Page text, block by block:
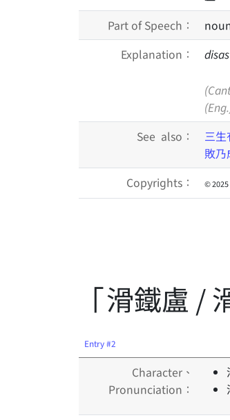
Part of Speech：
Explanation：
See also：
三
敗乃
Copyrights： ©
「滑鐵盧 /
Entry #2
Character、
Pronunciation：